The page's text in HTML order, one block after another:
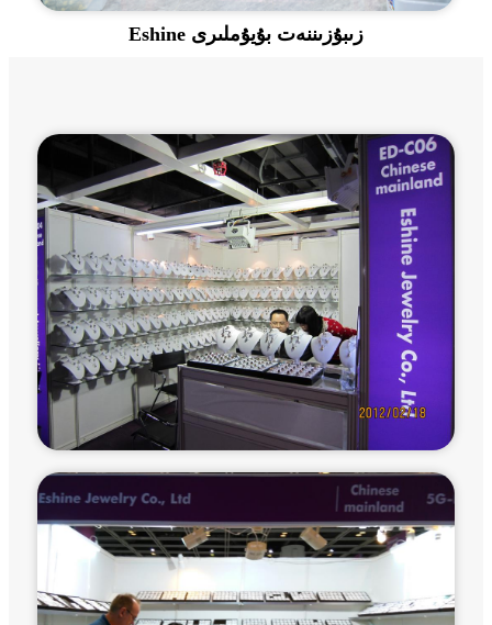
Eshine زىبۇزىننەت بۇيۇملىرى